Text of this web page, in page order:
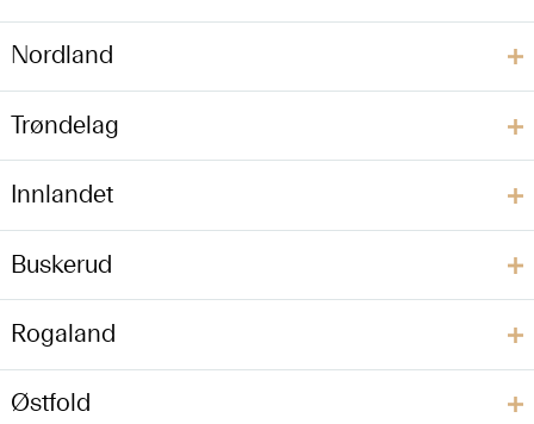
Nordland
Trøndelag
Innlandet
Buskerud
Rogaland
Østfold